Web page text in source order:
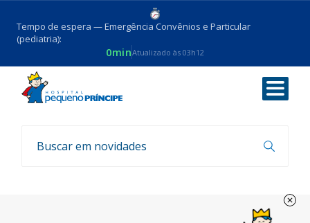
Tempo de espera — Emergência Convênios e Particular
(pediatria):
0minAtualizado às 03h12
Voltar
Notícias